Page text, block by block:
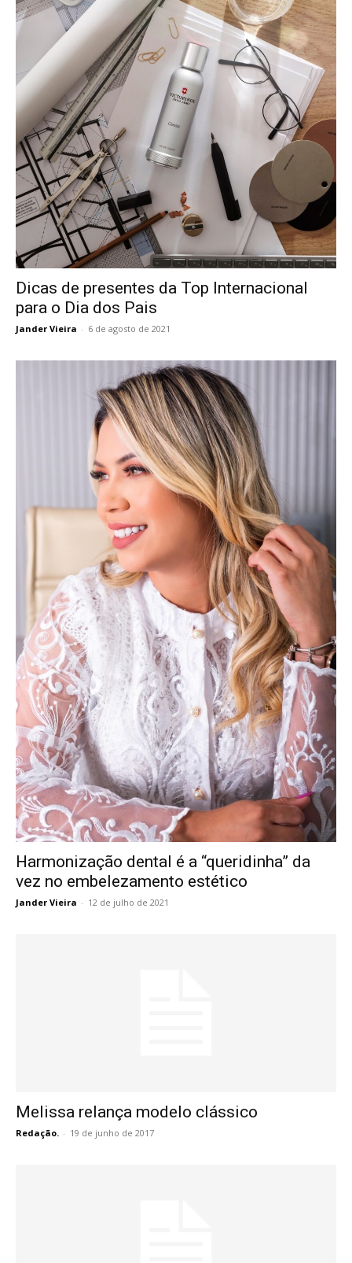
Dicas de presentes da Top Internacional
para o Dia dos Pais
Jander Vieira - 6 de agosto de 2021
Harmonização dental é a “queridinha” da
vez no embelezamento estético
Jander Vieira - 12 de julho de 2021
Melissa relança modelo clássico
Redação. - 19 de junho de 2017